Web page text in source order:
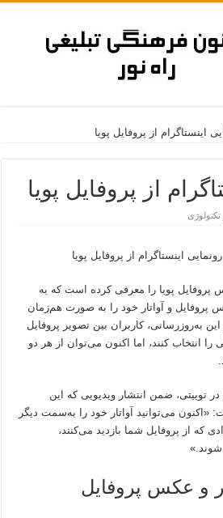
اینستاگرام از پروفایل پویا
از پروفایل پویا
پروفایل پویا را معرفی کرده است که به
پروفایل و آواتار خود را به‌ صورت هم‌زمان
به‌روزرسانی، کاربران بین تصویر پروفایل
را انتخاب کنند، اما اکنون می‌توان از هر دو
توییتی، ضمن انتشار ویدیویی که این
«اکنون می‌توانید آواتار خود را به‌سمت دیگر
که از پروفایل شما بازدید می‌کنند،
شوند.»
و عکس پروفایل